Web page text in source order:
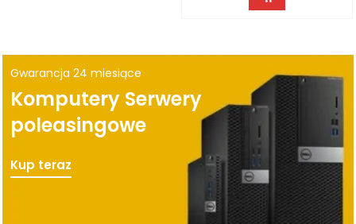
Gwarancja 24 miesiące
Komputery Serwery
poleasingowe
Kup teraz